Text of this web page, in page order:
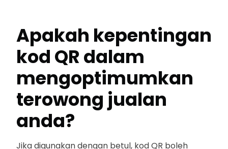
Apakah kepentingan
kod QR dalam
mengoptimumkan
terowong jualan
anda?
Jika digunakan dengan betul, kod QR boleh